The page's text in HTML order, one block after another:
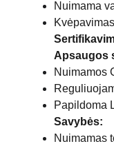
Nuimama
Apsaugos
Nuimamos
Papildoma
Savybės:
Nuimamas